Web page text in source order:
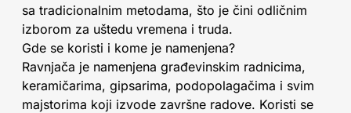
sa tradicionalnim metodama, što je čini odličnim
izborom za uštedu vremena i truda.
Gde se koristi i kome je namenjena?
Ravnjača je namenjena građevinskim radnicima,
keramičarima, gipsarima, podopolagačima i svim
majstorima koji izvode završne radove. Koristi se